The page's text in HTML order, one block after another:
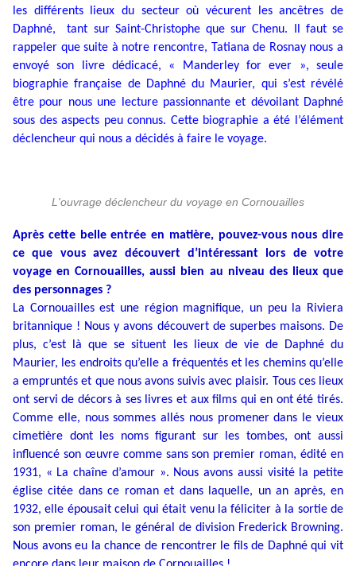
les différents lieux du secteur où vécurent les ancêtres de
Daphné, tant sur Saint-Christophe que sur Chenu. Il faut se
rappeler que suite à notre rencontre, Tatiana de Rosnay nous a
envoyé son livre dédicacé, « Manderley for ever », seule
biographie française de Daphné du Maurier, qui s’est révélé
être pour nous une lecture passionnante et dévoilant Daphné
sous des aspects peu connus. Cette biographie a été l’élément
déclencheur qui nous a décidés à faire le voyage.
L'ouvrage déclencheur du voyage en Cornouailles
Après cette belle entrée en matière, pouvez-vous nous dire
ce que vous avez découvert d’intéressant lors de votre
voyage en Cornouailles, aussi bien au niveau des lieux que
des personnages ?
La Cornouailles est une région magnifique, un peu la Riviera
britannique ! Nous y avons découvert de superbes maisons. De
plus, c’est là que se situent les lieux de vie de Daphné du
Maurier, les endroits qu’elle a fréquentés et les chemins qu’elle
a empruntés et que nous avons suivis avec plaisir. Tous ces lieux
ont servi de décors à ses livres et aux films qui en ont été tirés.
Comme elle, nous sommes allés nous promener dans le vieux
cimetière dont les noms figurant sur les tombes, ont aussi
influencé son œuvre comme sans son premier roman, édité en
1931, « La chaîne d’amour ». Nous avons aussi visité la petite
église citée dans ce roman et dans laquelle, un an après, en
1932, elle épousait celui qui était venu la féliciter à la sortie de
son premier roman, le général de division Frederick Browning.
Nous avons eu la chance de rencontrer le fils de Daphné qui vit